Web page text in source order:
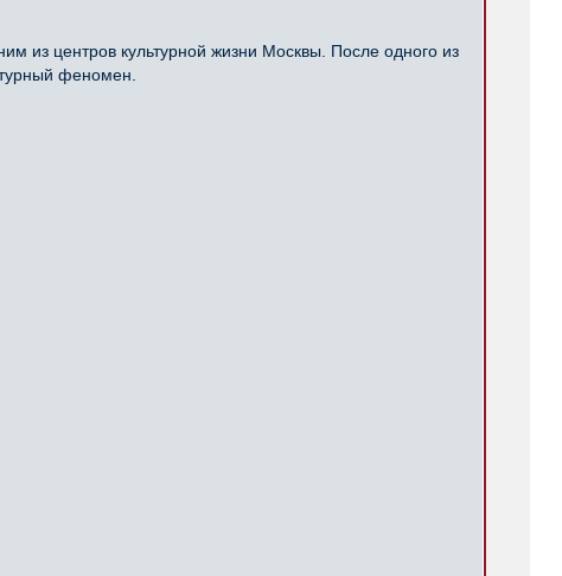
из центров культурной жизни Москвы. После одного из
феномен.